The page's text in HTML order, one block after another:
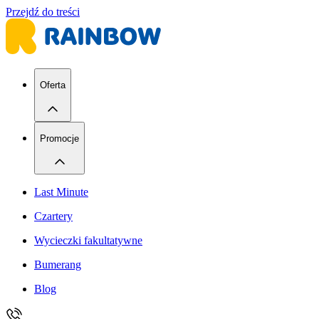
Przejdź do treści
Oferta
Promocje
Last Minute
Czartery
Wycieczki fakultatywne
Bumerang
Blog